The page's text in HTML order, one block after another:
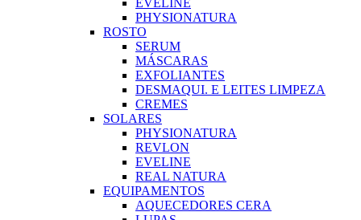
PHYSIONATURA
ROSTO
SERUM
MÁSCARAS
EXFOLIANTES
DESMAQUI. E LEITES LIMPEZA
CREMES
SOLARES
PHYSIONATURA
REVLON
EVELINE
REAL NATURA
EQUIPAMENTOS
AQUECEDORES CERA